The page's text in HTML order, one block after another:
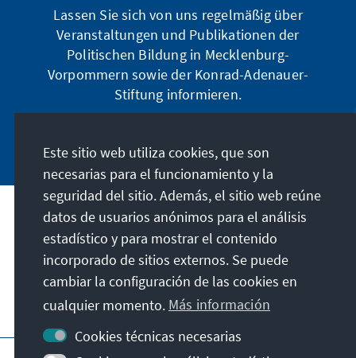
Lassen Sie sich von uns regelmäßig über
Veranstaltungen und Publikationen der
Politischen Bildung in Mecklenburg-
Vorpommern sowie der Konrad-Adenauer-
Stiftung informieren.
Dirección
Contacto
Visita también
Este sitio web utiliza cookies, que son
necesarias para el funcionamiento y la
seguridad del sitio. Además, el sitio web reúne
datos de usuarios anónimos para el análisis
estadístico y para mostrar el contenido
incorporado de sitios externos. Se puede
cambiar la configuración de las cookies en
cualquier momento. Más información
Cookies técnicas necesarias